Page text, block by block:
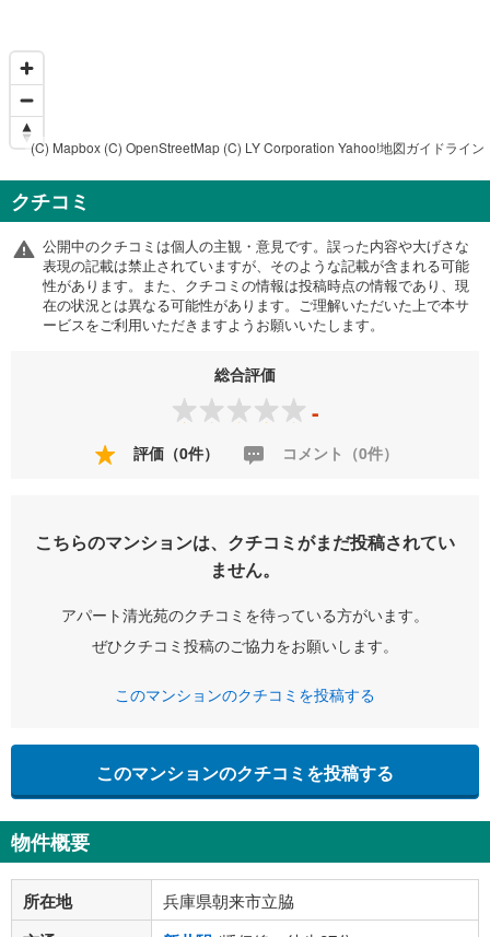
(C) Mapbox (C) OpenStreetMap (C) LY Corporation Yahoo!地図ガイドライン
クチコミ
公開中のクチコミは個人の主観・意見です。誤った内容や大げさな
表現の記載は禁止されていますが、そのような記載が含まれる可能
性があります。また、クチコミの情報は投稿時点の情報であり、現
在の状況とは異なる可能性があります。ご理解いただいた上で本サ
ービスをご利用いただきますようお願いいたします。
総合評価
-
評価（0件） コメント（0件）
こちらのマンションは、クチコミがまだ投稿されてい
ません。
アパート清光苑のクチコミを待っている方がいます。
ぜひクチコミ投稿のご協力をお願いします。
このマンションのクチコミを投稿する
このマンションのクチコミを投稿する
物件概要
所在地 兵庫県朝来市立脇